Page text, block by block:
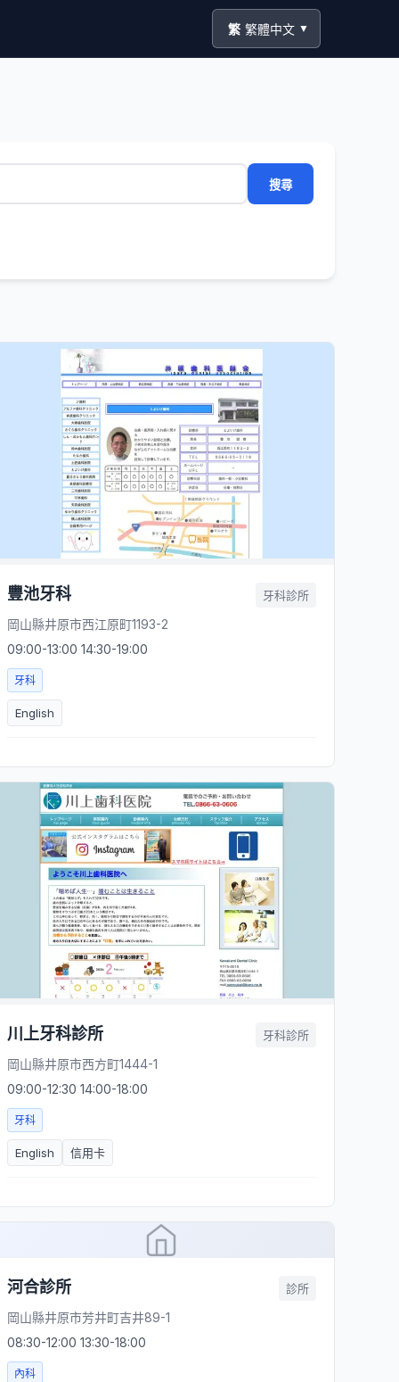
繁 繁體中文 ▼
搜尋
豐池牙科 牙科診所
岡山縣井原市西江原町1193-2
09:00-13:00 14:30-19:00
牙科
English
川上牙科診所 牙科診所
岡山縣井原市西方町1444-1
09:00-12:30 14:00-18:00
牙科
English 信用卡
河合診所 診所
岡山縣井原市芳井町吉井89-1
08:30-12:00 13:30-18:00
內科